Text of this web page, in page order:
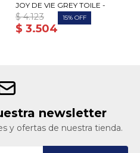
JOY DE VIE GREY TOILE -
$ 3.504
$ 4.123 15
newsletter
y ofertas de nuestra tienda.